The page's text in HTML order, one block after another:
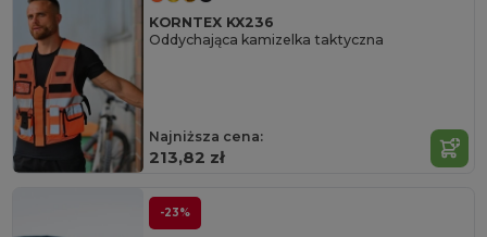
KORNTEX KX236
Oddychająca kamizelka taktyczna
Najniższa cena:
213,82 zł
-23%